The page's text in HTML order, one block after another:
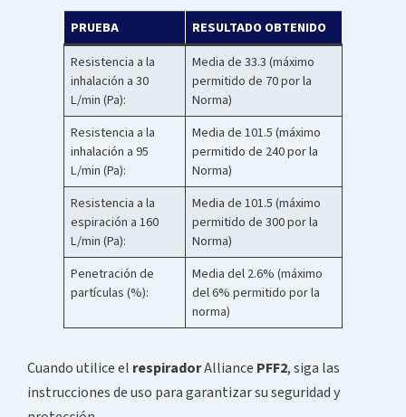
PRUEBA
RESULTADO OBTENIDO
Resistencia a la
inhalación a 30
L/min (Pa):
Media de 33.3 (máximo
permitido de 70 por la
Norma)
Resistencia a la
inhalación a 95
L/min (Pa):
Media de 101.5 (máximo
permitido de 240 por la
Norma)
Resistencia a la
espiración a 160
L/min (Pa):
Media de 101.5 (máximo
permitido de 300 por la
Norma)
Penetración de
partículas (%):
Media del 2.6% (máximo
del 6% permitido por la
norma)
Cuando utilice el respiradorAlliance PFF2, siga las
instrucciones de uso para garantizar su seguridad y